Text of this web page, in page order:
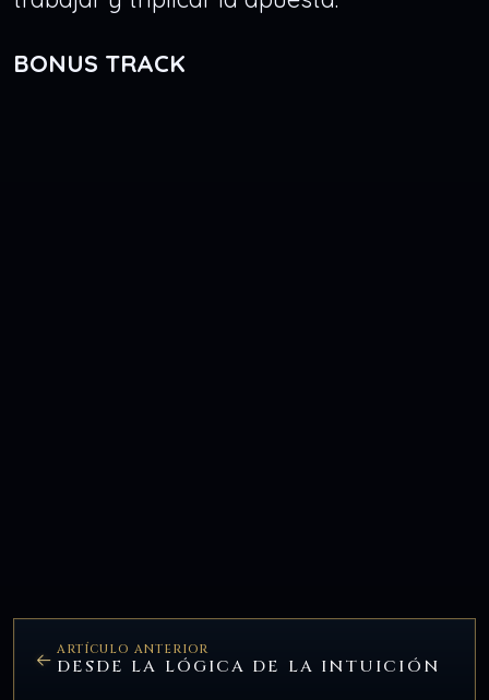
BONUS TRACK
ARTÍCULO ANTERIOR
DESDE LA LÓGICA DE LA INTUICIÓN